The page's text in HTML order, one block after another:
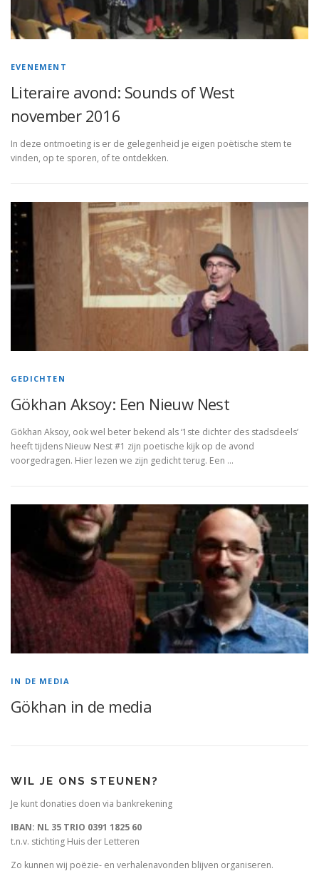
EVENEMENT
Literaire avond: Sounds of West
november 2016
In deze ontmoeting is er de gelegenheid je eigen poëtische stem te
vinden, op te sporen, of te ontdekken.
GEDICHTEN
Gökhan Aksoy: Een Nieuw Nest
Gökhan Aksoy, ook wel beter bekend als ‘1ste dichter des stadsdeels’
heeft tijdens Nieuw Nest #1 zijn poetische kijk op de avond
voorgedragen. Hier lezen we zijn gedicht terug. Een …
IN DE MEDIA
Gökhan in de media
WIL JE ONS STEUNEN?
Je kunt donaties doen via bankrekening
IBAN: NL 35 TRIO 0391 1825 60
t.n.v. stichting Huis der Letteren
Zo kunnen wij poëzie- en verhalenavonden blijven organiseren.